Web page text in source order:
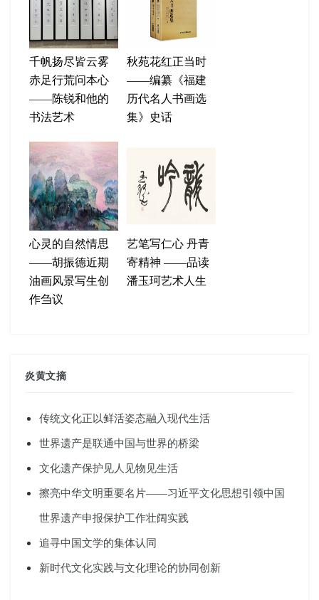
千帆扬尽皆云雾
赤足行荒问本心
——陈锐和他的
书法艺术
秋苑花红正当时
——编纂《福建
历代名人书画选
集》史话
心灵的自然情思
——胡振德近期
油画风景写生创
作刍议
艺笔写仁心 丹青
寄精神 ——品读
潘玉珂艺术人生
炎黄文摘
传统文化正以鲜活姿态融入现代生活
世界遗产是联通中国与世界的桥梁
文化遗产保护见人见物见生活
擦亮中华文明重要名片——习近平文化思想引领中国
世界遗产申报保护工作壮阔实践
追寻中国文学的集体认同
新时代文化实践与文化理论的协同创新